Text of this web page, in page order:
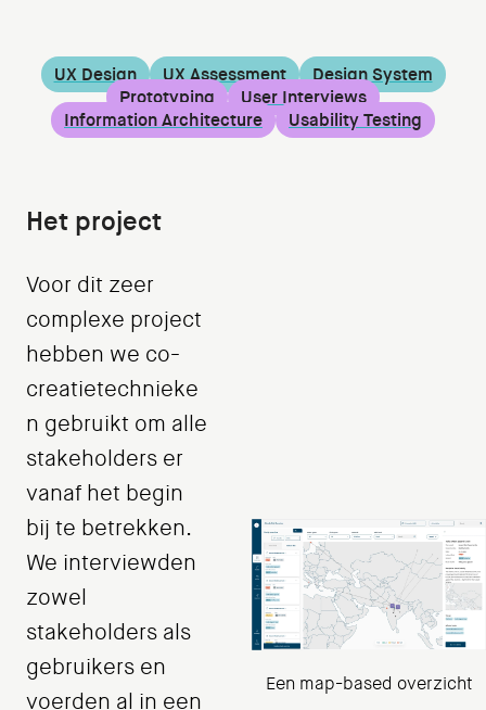
UX Design UX Assessment
Design System
Prototyping
User Interviews
Information Architecture
Usability Testing
Het project
Voor dit zeer
complexe project
hebben we co-
creatietechnieke
n gebruikt om alle
stakeholders er
vanaf het begin
bij te betrekken.
We interviewden
zowel
stakeholders als
gebruikers en
voerden al in een
Een map-based overzicht